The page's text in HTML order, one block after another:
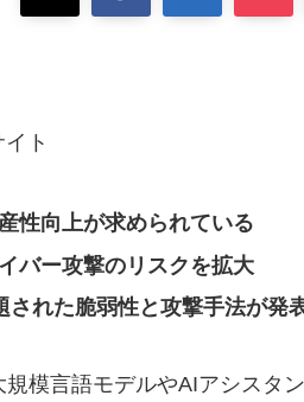
性向上が求められている
バー攻撃のリスクを拡大
された脆弱性と攻撃手法が発
模言語モデルやAIアシスタ